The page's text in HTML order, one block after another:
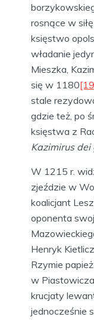
rosnące w
księstwo
władanie
Mieszka,
się w 1180
stale
gdzie też, po
księstwa z
Kazimirus
W 1215 r.
zjeździe w
koalicjant
oponenta
Henryk
Rzymie
w
krucjaty
jednocześnie